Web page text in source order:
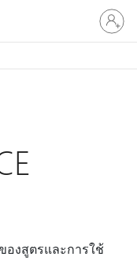
ลงชื่อ
เข้า
บัญชี
องสูตรและการใช้